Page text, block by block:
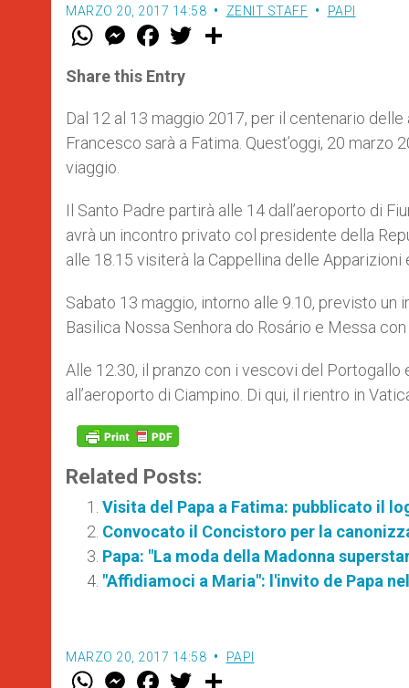
MARZO 20, 2017 14:58 ZENIT STAFF PAPI
W
t
s
p
p
M
e
s
e
g
e
r
F
a
e
b
o
k
w
r
Share this Entry
Dal 12 al 13 maggio 2017, per il centenario
Francesco sarà a Fatima. Quest’oggi, 20 marzo
viaggio.
Il Santo Padre partirà alle 14 dall’aeroporto di
avrà un incontro privato col presidente della
alle 18.15 visiterà la Cappellina delle
Sabato 13 maggio, intorno alle 9.10, previsto
Basilica Nossa Senhora do Rosário e Messa
Alle 12.30, il pranzo con i vescovi del Portogallo
all’aeroporto di Ciampino. Di qui, il rientro in
Related Posts:
Visita del Papa a Fatima: pubblicato il
Convocato il Concistoro per la
Papa: "La moda della Madonna
"Affidiamoci a Maria": l'invito de Papa
MARZO 20, 2017 14:58 PAPI
W M F